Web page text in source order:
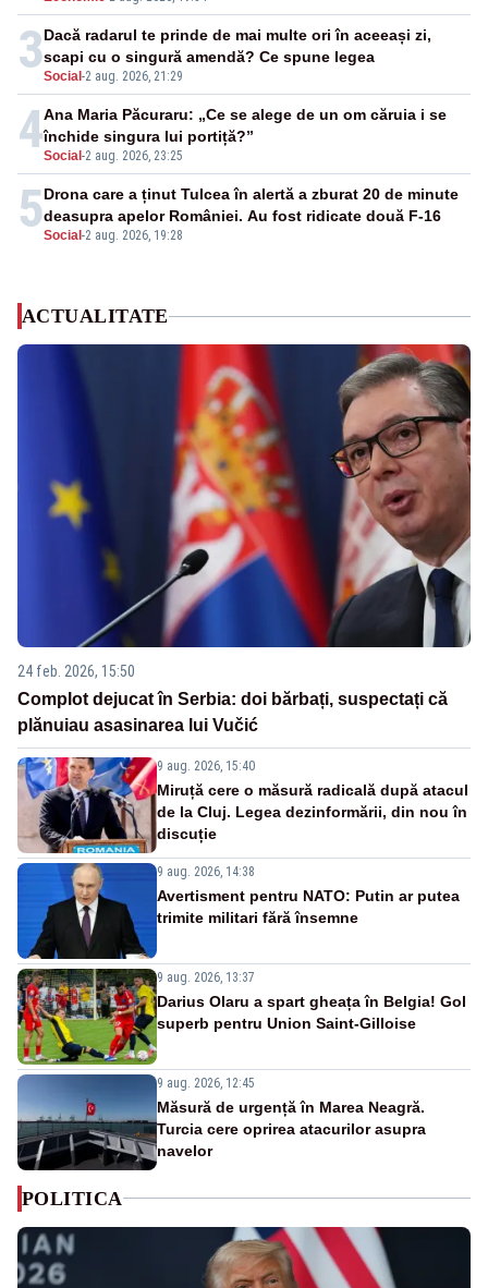
3Social -2 aug. 2026, 21:29
Dacă radarul te prinde de mai multe ori în aceeași zi,
scapi cu o singură amendă? Ce spune legea
4Social -2 aug. 2026, 23:25
Ana Maria Păcuraru: „Ce se alege de un om căruia i se
închide singura lui portiță?”
5Social -2 aug. 2026, 19:28
Drona care a ținut Tulcea în alertă a zburat 20 de minute
deasupra apelor României. Au fost ridicate două F-16
ACTUALITATE
24 feb. 2026, 15:50
Complot dejucat în Serbia: doi bărbați, suspectați că
plănuiau asasinarea lui Vučić
9 aug. 2026, 15:40
Miruță cere o măsură radicală după atacul
de la Cluj. Legea dezinformării, din nou în
discuție
9 aug. 2026, 14:38
Avertisment pentru NATO: Putin ar putea
trimite militari fără însemne
9 aug. 2026, 13:37
Darius Olaru a spart gheața în Belgia! Gol
superb pentru Union Saint-Gilloise
9 aug. 2026, 12:45
Măsură de urgență în Marea Neagră.
Turcia cere oprirea atacurilor asupra
navelor
POLITICA